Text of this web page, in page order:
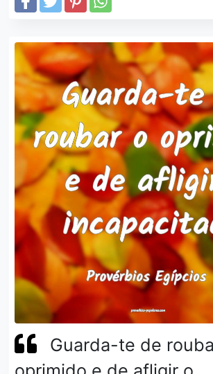
Guarda-te de